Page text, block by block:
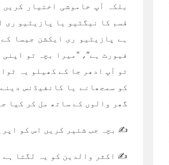
بلکہ آپ خاموشی اختیار
قسم کا نیگٹیو یا پازیٹیو ری
ہے پازیٹیو ری ایکشن جیسا
فیورٹ ہے”، "میرا بچہ تو
تو آپ ادھر جا کے کھیلو یہ
کو سمجھانے یا کانفیڈنس
گھر والوں کے ساتھ مل کر کیا
✍️ بچہ جب شئیر کریں اس کو
✍️ اکثر والدین کو یہ لگتا ہے